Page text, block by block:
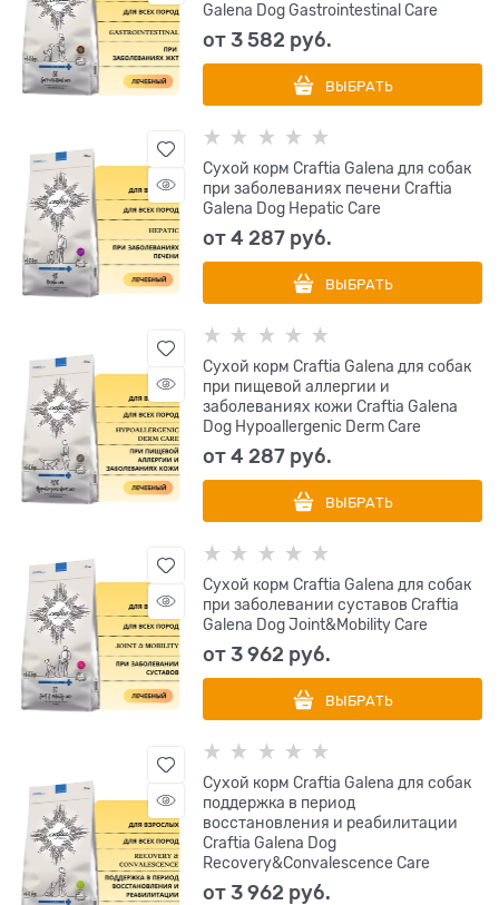
Galena Dog Gastrointestinal Care
от3 582 руб.
ВЫБРАТЬ
Сухой корм Craftia Galena для собак
при заболеваниях печени Craftia
Galena Dog Hepatic Care
от4 287 руб.
ВЫБРАТЬ
Сухой корм Craftia Galena для собак
при пищевой аллергии и
заболеваниях кожи Craftia Galena
Dog Hypoallergenic Derm Care
от4 287 руб.
ВЫБРАТЬ
Сухой корм Craftia Galena для собак
при заболевании суставов Craftia
Galena Dog Joint&Мobility Care
от3 962 руб.
ВЫБРАТЬ
Сухой корм Craftia Galena для собак
поддержка в период
восстановления и реабилитации
Craftia Galena Dog
Recovery&Сonvalescence Care
от3 962 руб.